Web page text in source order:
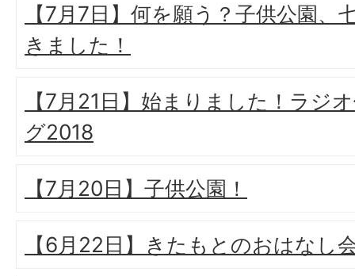
【7月7日】何を願う？子供公園、
きました！
【7月21日】始まりました！ラジ
グ2018
【7月20日】子供公園！
【6月22日】きたもとのおはなし